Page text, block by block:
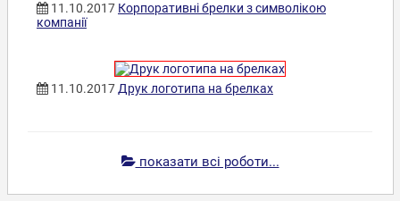
11.10.2017 Корпоративні брелки з символікою
компанії
11.10.2017Друк логотипа на брелках
показати всі роботи...